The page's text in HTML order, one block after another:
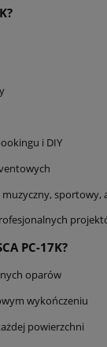
i DIY
sportowy,
PC-17K?
oparów
wykończeniu
powierzchni